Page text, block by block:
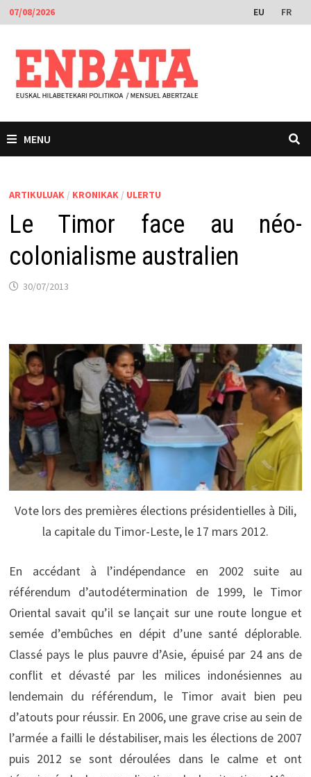
Skip
to
content
07/08/2026 EU FR
MENU
ARTIKULUAK / KRONIKAK / ULERTU
Le Timor face au néo-
colonialisme australien
30/07/2013
Vote lors des premières élections présidentielles à Dili,
la capitale du Timor-Leste, le 17 mars 2012.
En accédant à l’indépendance en 2002 suite au
référendum d’autodétermination de 1999, le Timor
Oriental savait qu’il se lançait sur une route longue et
semée d’embûches en dépit d’une santé déplorable.
Classé pays le plus pauvre d’Asie, épuisé par 24 ans de
conflit et dévasté par les milices indonésiennes au
lendemain du référendum, le Timor avait bien peu
d’atouts pour réussir. En 2006, une grave crise au sein de
l’armée a failli le déstabiliser, mais les élections de 2007
puis 2012 se sont déroulées dans le calme et ont